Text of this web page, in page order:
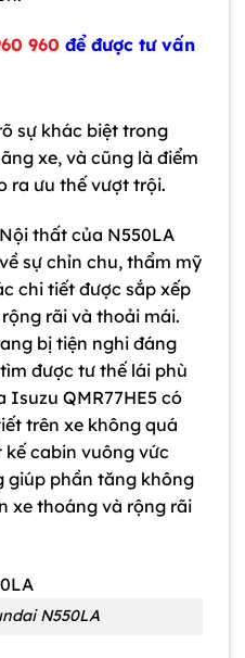
960 để được tư vấn
sự khác biệt trong
xe, và cũng là điểm
ra ưu thế vượt trội.
thất của N550LA
sự chỉn chu, thẩm mỹ
chi tiết được sắp xếp
rãi và thoải mái.
bị tiện nghi đáng
được tư thế lái phù
Isuzu QMR77HE5 có
trên xe không quá
kế cabin vuông vức
giúp phần tăng không
xe thoáng và rộng rãi
N550LA